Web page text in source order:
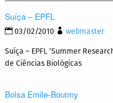
Suíça – EPFL
03/02/2010 webmaster
Suíça – EPFL ‘Summer
de Ciências Biológicas
Bolsa Emile-Boutmy